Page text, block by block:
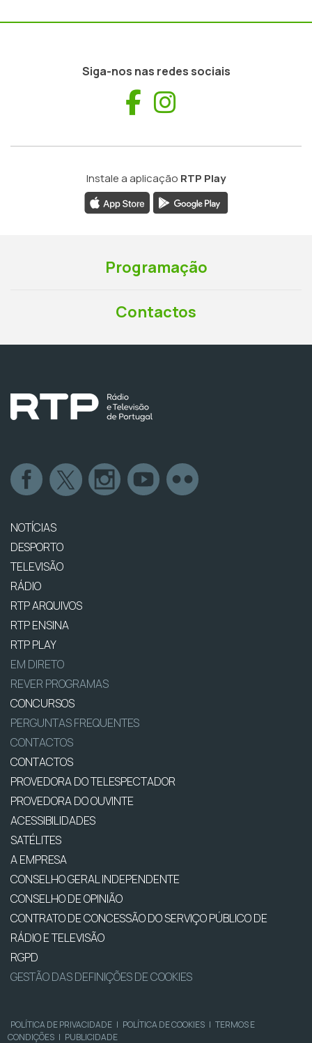
Siga-nos nas redes sociais
Facebook
Instale a aplicação RTP Play
Programação
Contactos
NOTÍCIAS
DESPORTO
TELEVISÃO
RÁDIO
RTP ARQUIVOS
RTP ENSINA
RTP PLAY
EM DIRETO
REVER PROGRAMAS
CONCURSOS
PERGUNTAS FREQUENTES
CONTACTOS
CONTACTOS
PROVEDORA DO TELESPECTADOR
PROVEDORA DO OUVINTE
ACESSIBILIDADES
SATÉLITES
A EMPRESA
CONSELHO GERAL INDEPENDENTE
CONSELHO DE OPINIÃO
CONTRATO DE CONCESSÃO DO SERVIÇO PÚBLICO DE
RÁDIO E TELEVISÃO
RGPD
GESTÃO DAS DEFINIÇÕES DE COOKIES
POLÍTICA DE PRIVACIDADE | POLÍTICA DE COOKIES | TERMOS E
CONDIÇÕES | PUBLICIDADE